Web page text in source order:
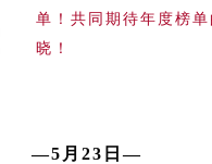
单！共同期待年度榜
晓！
—5月23日—